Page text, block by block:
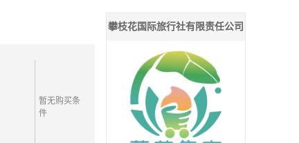
暂无购买条
件
攀枝花国际旅行社有限责任公司